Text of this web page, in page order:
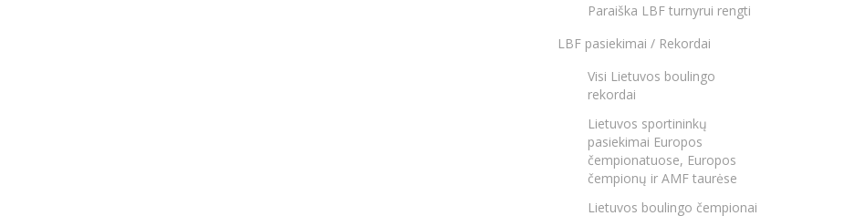
Paraiška LBF turnyrui rengti
LBF pasiekimai / Rekordai
Visi Lietuvos boulingo
rekordai
Lietuvos sportininkų
pasiekimai Europos
čempionatuose, Europos
čempionų ir AMF taurėse
Lietuvos boulingo čempionai